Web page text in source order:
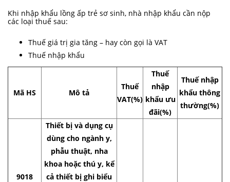
Khi nhập khẩu lồng ấp trẻ sơ sinh, nhà nhập khẩu cần nộp
các loại thuế sau:
Thuế giá trị gia tăng – hay còn gọi là VAT
Thuế nhập khẩu
Mã HS Mô tả
Thuế
VAT(%)
Thuế
nhập
khẩu ưu
đãi(%)
Thuế nhập
khẩu thông
thường(%)
9018
Thiết bị và dụng cụ
dùng cho ngành y,
phẫu thuật, nha
khoa hoặc thú y, kể
cả thiết bị ghi biểu